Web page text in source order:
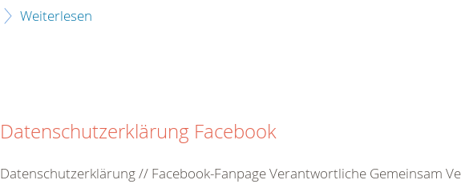
Weiterlesen
Datenschutzerklärung Facebook
Datenschutzerklärung // Facebook-Fanpage Verantwortliche Gemeinsam